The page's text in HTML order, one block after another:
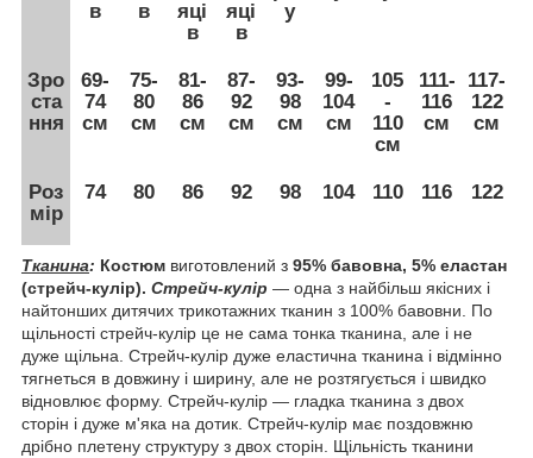
в
в
яці
в
яці
в
у
Зро
ста
ння
69-
74
см
75-
80
см
81-
86
см
87-
92
см
93-
98
см
99-
104
см
105
-
110
см
111-
116
см
117-
122
см
Роз
мір
74 80 86 92 98 104 110 116 122
Тканина: Костюм виготовлений з 95% бавовна, 5% еластан
(стрейч-кулір). Стрейч-кулір ― одна з найбільш якісних і
найтонших дитячих трикотажних тканин з 100% бавовни. По
щільності стрейч-кулір це не сама тонка тканина, але і не
дуже щільна. Стрейч-кулір дуже еластична тканина і відмінно
тягнеться в довжину і ширину, але не розтягується і швидко
відновлює форму. Стрейч-кулір ― гладка тканина з двох
сторін і дуже м'яка на дотик. Стрейч-кулір має поздовжню
дрібно плетену структуру з двох сторін. Щільність тканини